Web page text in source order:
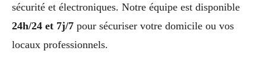
sécurité et électroniques. Notre équipe est disponible
24h/24 et 7j/7 pour sécuriser votre domicile ou vos
locaux professionnels.